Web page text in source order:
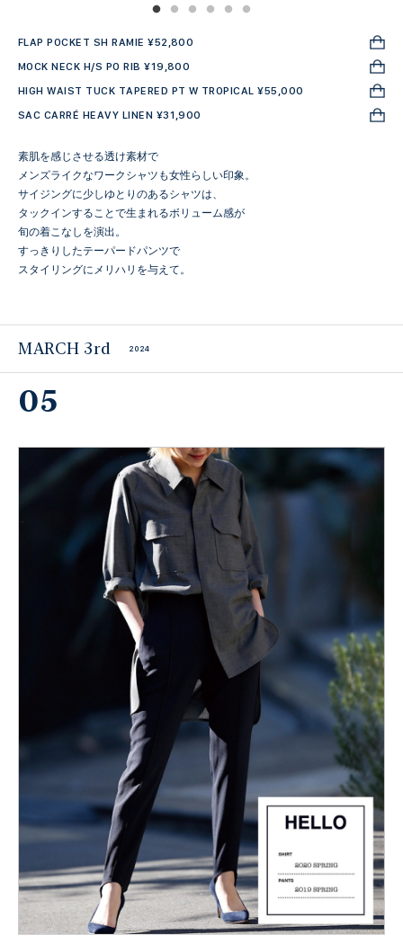
FLAP POCKET SH RAMIE ¥52,800
MOCK NECK H/S PO RIB ¥19,800
HIGH WAIST TUCK TAPERED PT W TROPICAL ¥55,000
SAC CARRÉ HEAVY LINEN ¥31,900
素肌を感じさせる透け素材で
メンズライクなワークシャツも女性らしい印象。
サイジングに少しゆとりのあるシャツは、
タックインすることで生まれるボリューム感が
旬の着こなしを演出。
すっきりしたテーパードパンツで
スタイリングにメリハリを与えて。
MARCH 3rd 2024
05